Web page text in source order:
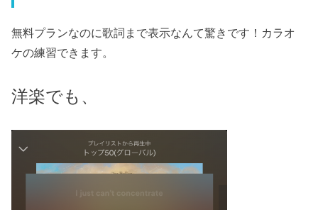
無料プランなのに歌詞まで表示なんて驚きです！カラオ
ケの練習できます。
洋楽でも、